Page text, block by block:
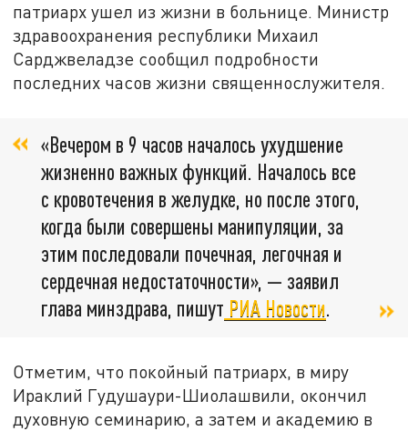
патриарх ушел из жизни в больнице. Министр
здравоохранения республики Михаил
Сарджвеладзе сообщил подробности
последних часов жизни священнослужителя.
«Вечером в 9 часов началось ухудшение
жизненно важных функций. Началось все
с кровотечения в желудке, но после этого,
когда были совершены манипуляции, за
этим последовали почечная, легочная и
сердечная недостаточности», — заявил
глава минздрава, пишут РИА Новости.
Отметим, что покойный патриарх, в миру
Ираклий Гудушаури-Шиолашвили, окончил
духовную семинарию, а затем и академию в